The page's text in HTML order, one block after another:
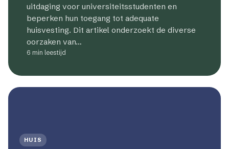
uitdaging voor universiteitsstudenten en
beperken hun toegang tot adequate
huisvesting. Dit artikel onderzoekt de diverse
oorzaken van…
6 min leestijd
HUIS